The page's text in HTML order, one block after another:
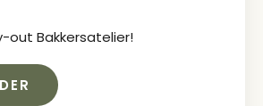
out Bakkersatelier!